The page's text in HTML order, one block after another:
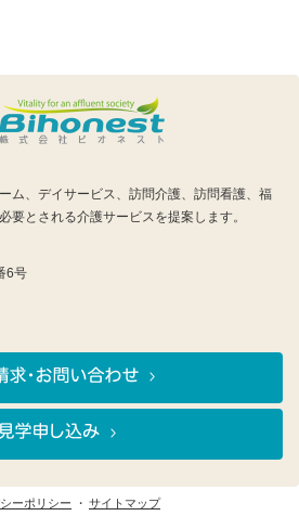
ム、デイサービス、訪問介護、訪問看護、福
要とされる介護サービスを提案します。
6号
ーポリシー サイトマップ